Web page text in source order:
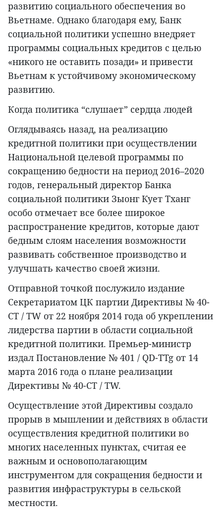
развитию социального обеспечения во
Вьетнаме. Однако благодаря ему, Банк
социальной политики успешно внедряет
программы социальных кредитов с целью
«никого не оставить позади» и привести
Вьетнам к устойчивому экономическому
развитию.
Когда политика “слушает” сердца людей
Оглядываясь назад, на реализацию
кредитной политики при осуществлении
Национальной целевой программы по
сокращению бедности на период 2016–2020
годов, генеральный директор Банка
социальной политики Зыонг Кует Тханг
особо отмечает все более широкое
распространение кредитов, которые дают
бедным слоям населения возможности
развивать собственное производство и
улучшать качество своей жизни.
Отправной точкой послужило издание
Секретариатом ЦК партии Директивы № 40-
CT / TW от 22 ноября 2014 года об укреплении
лидерства партии в области социальной
кредитной политики. Премьер-министр
издал Постановление № 401 / QD-TTg от 14
марта 2016 года о плане реализации
Директивы № 40-CT / TW.
Осуществление этой Директивы создало
прорыв в мышлении и действиях в области
осуществления кредитной политики во
многих населенных пунктах, считая ее
важным и основополагающим
инструментом для сокращения бедности и
развития инфраструктуры в сельской
местности.